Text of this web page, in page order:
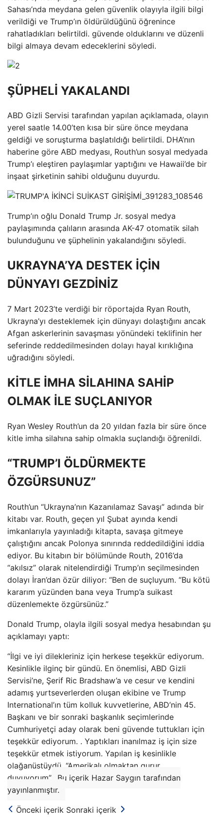
Sahası’nda meydana gelen güvenlik olayıyla ilgili bilgi
verildiği ve Trump’ın öldürüldüğünü öğrenince
rahatladıkları belirtildi. güvende olduklarını ve düzenli
bilgi almaya devam edeceklerini söyledi.
ŞÜPHELİ YAKALANDI
ABD Gizli Servisi tarafından yapılan açıklamada, olayın
yerel saatle 14.00’ten kısa bir süre önce meydana
geldiği ve soruşturma başlatıldığı belirtildi. DHA’nın
haberine göre ABD medyası, Routh’un sosyal medyada
Trump’ı eleştiren paylaşımlar yaptığını ve Hawaii’de bir
inşaat şirketinin sahibi olduğunu duyurdu.
Trump’ın oğlu Donald Trump Jr. sosyal medya
paylaşımında çalıların arasında AK-47 otomatik silah
bulunduğunu ve şüphelinin yakalandığını söyledi.
UKRAYNA’YA DESTEK İÇİN
DÜNYAYI GEZDİNİZ
7 Mart 2023’te verdiği bir röportajda Ryan Routh,
Ukrayna’yı desteklemek için dünyayı dolaştığını ancak
Afgan askerlerinin savaşması yönündeki teklifinin her
seferinde reddedilmesinden dolayı hayal kırıklığına
uğradığını söyledi.
KİTLE İMHA SİLAHINA SAHİP
OLMAK İLE SUÇLANIYOR
Ryan Wesley Routh’un da 20 yıldan fazla bir süre önce
kitle imha silahına sahip olmakla suçlandığı öğrenildi.
“TRUMP’I ÖLDÜRMEKTE
ÖZGÜRSUNUZ”
Routh’un “Ukrayna’nın Kazanılamaz Savaşı” adında bir
kitabı var. Routh, geçen yıl Şubat ayında kendi
imkanlarıyla yayınladığı kitapta, savaşa gitmeye
çalıştığını ancak Polonya sınırında reddedildiğini iddia
ediyor. Bu kitabın bir bölümünde Routh, 2016’da
“akılsız” olarak nitelendirdiği Trump’ın seçilmesinden
dolayı İran’dan özür diliyor: “Ben de suçluyum. “Bu kötü
kararım yüzünden bana veya Trump’a suikast
düzenlemekte özgürsünüz.”
Donald Trump, olayla ilgili sosyal medya hesabından şu
açıklamayı yaptı:
“İlgi ve iyi dilekleriniz için herkese teşekkür ediyorum.
Kesinlikle ilginç bir gündü. En önemlisi, ABD Gizli
Servisi’ne, Şerif Ric Bradshaw’a ve cesur ve kendini
adamış yurtseverlerden oluşan ekibine ve Trump
International’ın tüm kolluk kuvvetlerine, ABD’nin 45.
Başkanı ve bir sonraki başkanlık seçimlerinde
Cumhuriyetçi aday olarak beni güvende tuttukları için
teşekkür ediyorum. . Yaptıkları inanılmaz iş için size
teşekkür etmek istiyorum. Yapılan iş kesinlikle
olağanüstüydü. “Amerikalı olmaktan gurur
duyuyorum”
Bu içerik Hazar Saygın tarafından
yayınlanmıştır.
Önceki içerik Sonraki içerik